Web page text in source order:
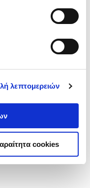
λεπτομερειών
cookies